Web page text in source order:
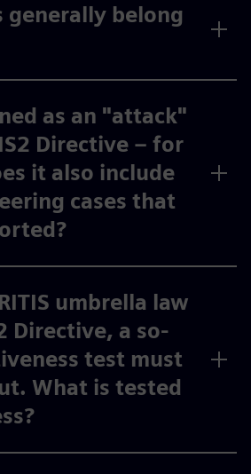
generally belong
as an "attack"
Directive – for
it also include
cases that
umbrella law
Directive, a so-
test must
What is tested